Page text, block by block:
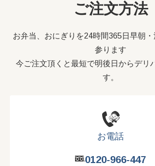
ご注文方法
お弁当、おにぎりを24時間365日早朝
参ります
今ご注文頂くと最短で明後日からデリ
す。
お電話
0120-966-447